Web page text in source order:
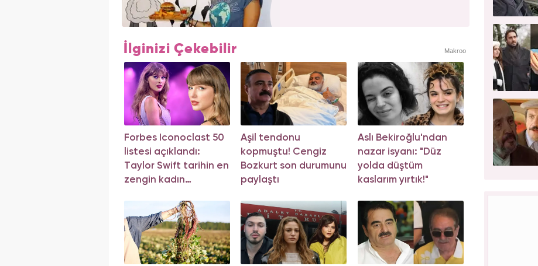
İlginizi Çekebilir Makroo
Forbes Iconoclast 50
listesi açıklandı:
Taylor Swift tarihin en
zengin kadın
Aşil tendonu
kopmuştu! Cengiz
Bozkurt son durumunu
paylaştı
Aslı Bekiroğlu'ndan
nazar isyanı: "Düz
yolda düştüm
kaslarım yırtık!"